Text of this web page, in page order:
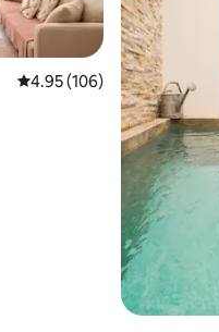
Calificación promedio:
4.95 (106)